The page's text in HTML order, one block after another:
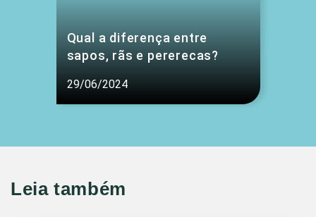
Qual a diferença entre
sapos, rãs e pererecas?
29/06/2024
Leia também